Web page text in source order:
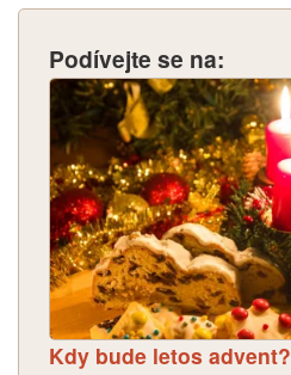
Podívejte se na:
Kdy bude letos advent?